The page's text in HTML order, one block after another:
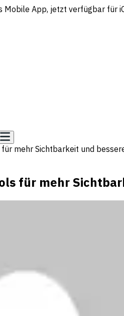
Mobile App, jetzt verfügbar für
mehr Sichtbarkeit und
für mehr